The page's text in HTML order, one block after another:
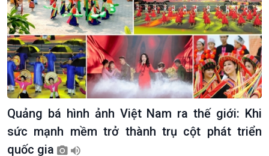
Kinh tế
Tin Kinh tế
Trước giờ mở cửa
Dòng chảy Kinh tế
Sức sống hàng Việt
Khởi nghiệp
Tuyên chiến với gian lận
Nông nghiệp & Biển đảo
Tin Nông nghiệp & Biển
đảo
Mùa vàng
Biển đảo Việt Nam
Tâm tình biên giới và hải
Quảng bá hình ảnh Việt Nam ra thế giới: Khi
sức mạnh mềm trở thành trụ cột phát triển
quốc gia